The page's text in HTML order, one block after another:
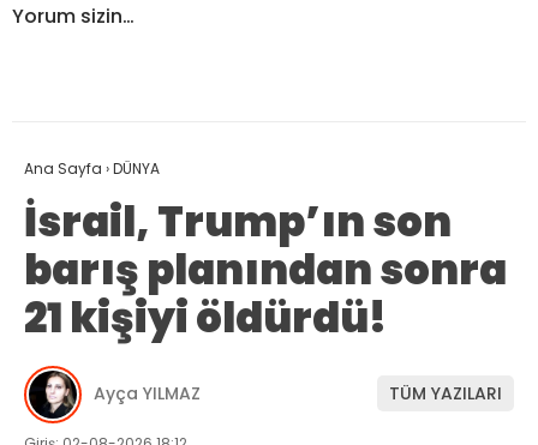
Yorum sizin…
Ana Sayfa ›DÜNYA
İsrail, Trump’ın son
barış planından sonra
21 kişiyi öldürdü!
Ayça YILMAZ TÜM YAZILARI